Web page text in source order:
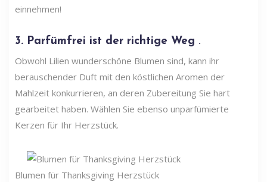
einnehmen!
3. Parfümfrei ist der richtige Weg .
Obwohl Lilien wunderschöne Blumen sind, kann ihr
berauschender Duft mit den köstlichen Aromen der
Mahlzeit konkurrieren, an deren Zubereitung Sie hart
gearbeitet haben. Wählen Sie ebenso unparfümierte
Kerzen für Ihr Herzstück.
Blumen für Thanksgiving Herzstück